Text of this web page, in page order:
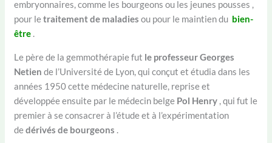
embryonnaires, comme les bourgeons ou les jeunes pousses ,
pour letraitement de maladies ou pour le maintien du bien-
être
Le père de la gemmothérapie fut le professeur Georges
Netien de l’Université de Lyon, qui conçut et étudia dans les
années 1950 cette médecine naturelle, reprise et
développée ensuite par le médecin belge Pol Henry , qui fut le
premier à se consacrer à l’étude et à l’expérimentation
dedérivés de bourgeons